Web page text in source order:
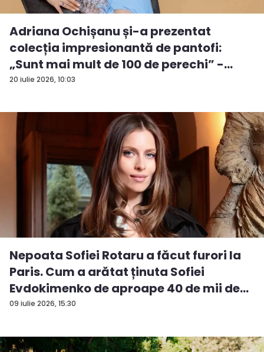
20 iulie 2026, 10:03
Adriana Ochișanu și-a prezentat
colecția impresionantă de pantofi:
„Sunt mai mult de 100 de perechi” -
VID...
09 iulie 2026, 15:30
Nepoata Sofiei Rotaru a făcut furori la
Paris. Cum a arătat ținuta Sofiei
Evdokimenko de aproape 40 de mii de
e...